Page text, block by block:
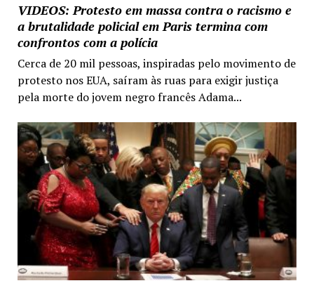
VIDEOS: Protesto em massa contra o racismo e
a brutalidade policial em Paris termina com
confrontos com a polícia
Cerca de 20 mil pessoas, inspiradas pelo movimento de
protesto nos EUA, saíram às ruas para exigir justiça
pela morte do jovem negro francês Adama...